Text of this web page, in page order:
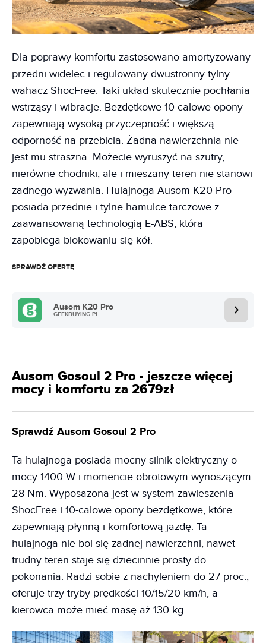
Dla poprawy komfortu zastosowano amortyzowany
przedni widelec i regulowany dwustronny tylny
wahacz ShocFree. Taki układ skutecznie pochłania
wstrząsy i wibracje. Bezdętkowe 10-calowe opony
zapewniają wysoką przyczepność i większą
odporność na przebicia. Żadna nawierzchnia nie
jest mu straszna. Możecie wyruszyć na szutry,
nierówne chodniki, ale i mieszany teren nie stanowi
żadnego wyzwania. Hulajnoga Ausom K20 Pro
posiada przednie i tylne hamulce tarczowe z
zaawansowaną technologią E-ABS, która
zapobiega blokowaniu się kół.
SPRAWDŹ OFERTĘ
Ausom K20 Pro
GEEKBUYING.PL
Ausom Gosoul 2 Pro - jeszcze więcej
mocy i komfortu za 2679zł
Sprawdź Ausom Gosoul 2 Pro
Ta hulajnoga posiada mocny silnik elektryczny o
mocy 1400 W i momencie obrotowym wynoszącym
28 Nm. Wyposażona jest w system zawieszenia
ShocFree i 10-calowe opony bezdętkowe, które
zapewniają płynną i komfortową jazdę. Ta
hulajnoga nie boi się żadnej nawierzchni, nawet
trudny teren staje się dziecinnie prosty do
pokonania. Radzi sobie z nachyleniem do 27 proc.,
oferuje trzy tryby prędkości 10/15/20 km/h, a
kierowca może mieć masę aż 130 kg.